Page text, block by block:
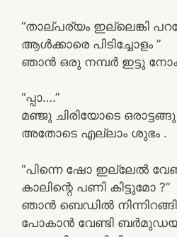
“താല്പര്യം ഇല്ലെങ്കി
ആൾക്കാരെ പിടിച്ചോളം ”
ഞാൻ ഒരു നമ്പർ ഇട്ടു
“പ്പാ….”
മഞ്ജു ചിരിയോടെ
അതോടെ എല്ലാം ശുഭം .
“പിന്നെ ഷോ ഇല്ലേൽ
കാലിന്റെ പണി കിട്ടുമോ ?”
ഞാൻ ബെഡിൽ
പോകാൻ വേണ്ടി